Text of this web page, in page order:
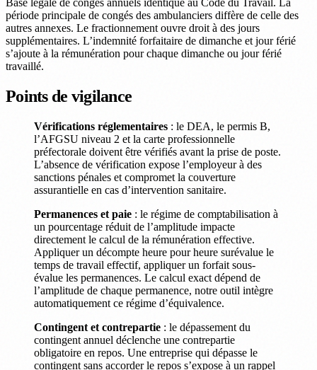
période principale de congés des ambulanciers diffère de celle des
autres annexes. Le fractionnement ouvre droit à des jours
supplémentaires. L’indemnité forfaitaire de dimanche et jour férié
s’ajoute à la rémunération pour chaque dimanche ou jour férié
travaillé.
Points de vigilance
Vérifications réglementaires : le DEA, le permis B,
l’AFGSU niveau 2 et la carte professionnelle
préfectorale doivent être vérifiés avant la prise de poste.
L’absence de vérification expose l’employeur à des
sanctions pénales et compromet la couverture
assurantielle en cas d’intervention sanitaire.
Permanences et paie : le régime de comptabilisation à
un pourcentage réduit de l’amplitude impacte
directement le calcul de la rémunération effective.
Appliquer un décompte heure pour heure surévalue le
temps de travail effectif, appliquer un forfait sous-
évalue les permanences. Le calcul exact dépend de
l’amplitude de chaque permanence, notre outil intègre
automatiquement ce régime d’équivalence.
Contingent et contrepartie : le dépassement du
contingent annuel déclenche une contrepartie
obligatoire en repos. Une entreprise qui dépasse le
contingent sans accorder le repos s’expose à un rappel